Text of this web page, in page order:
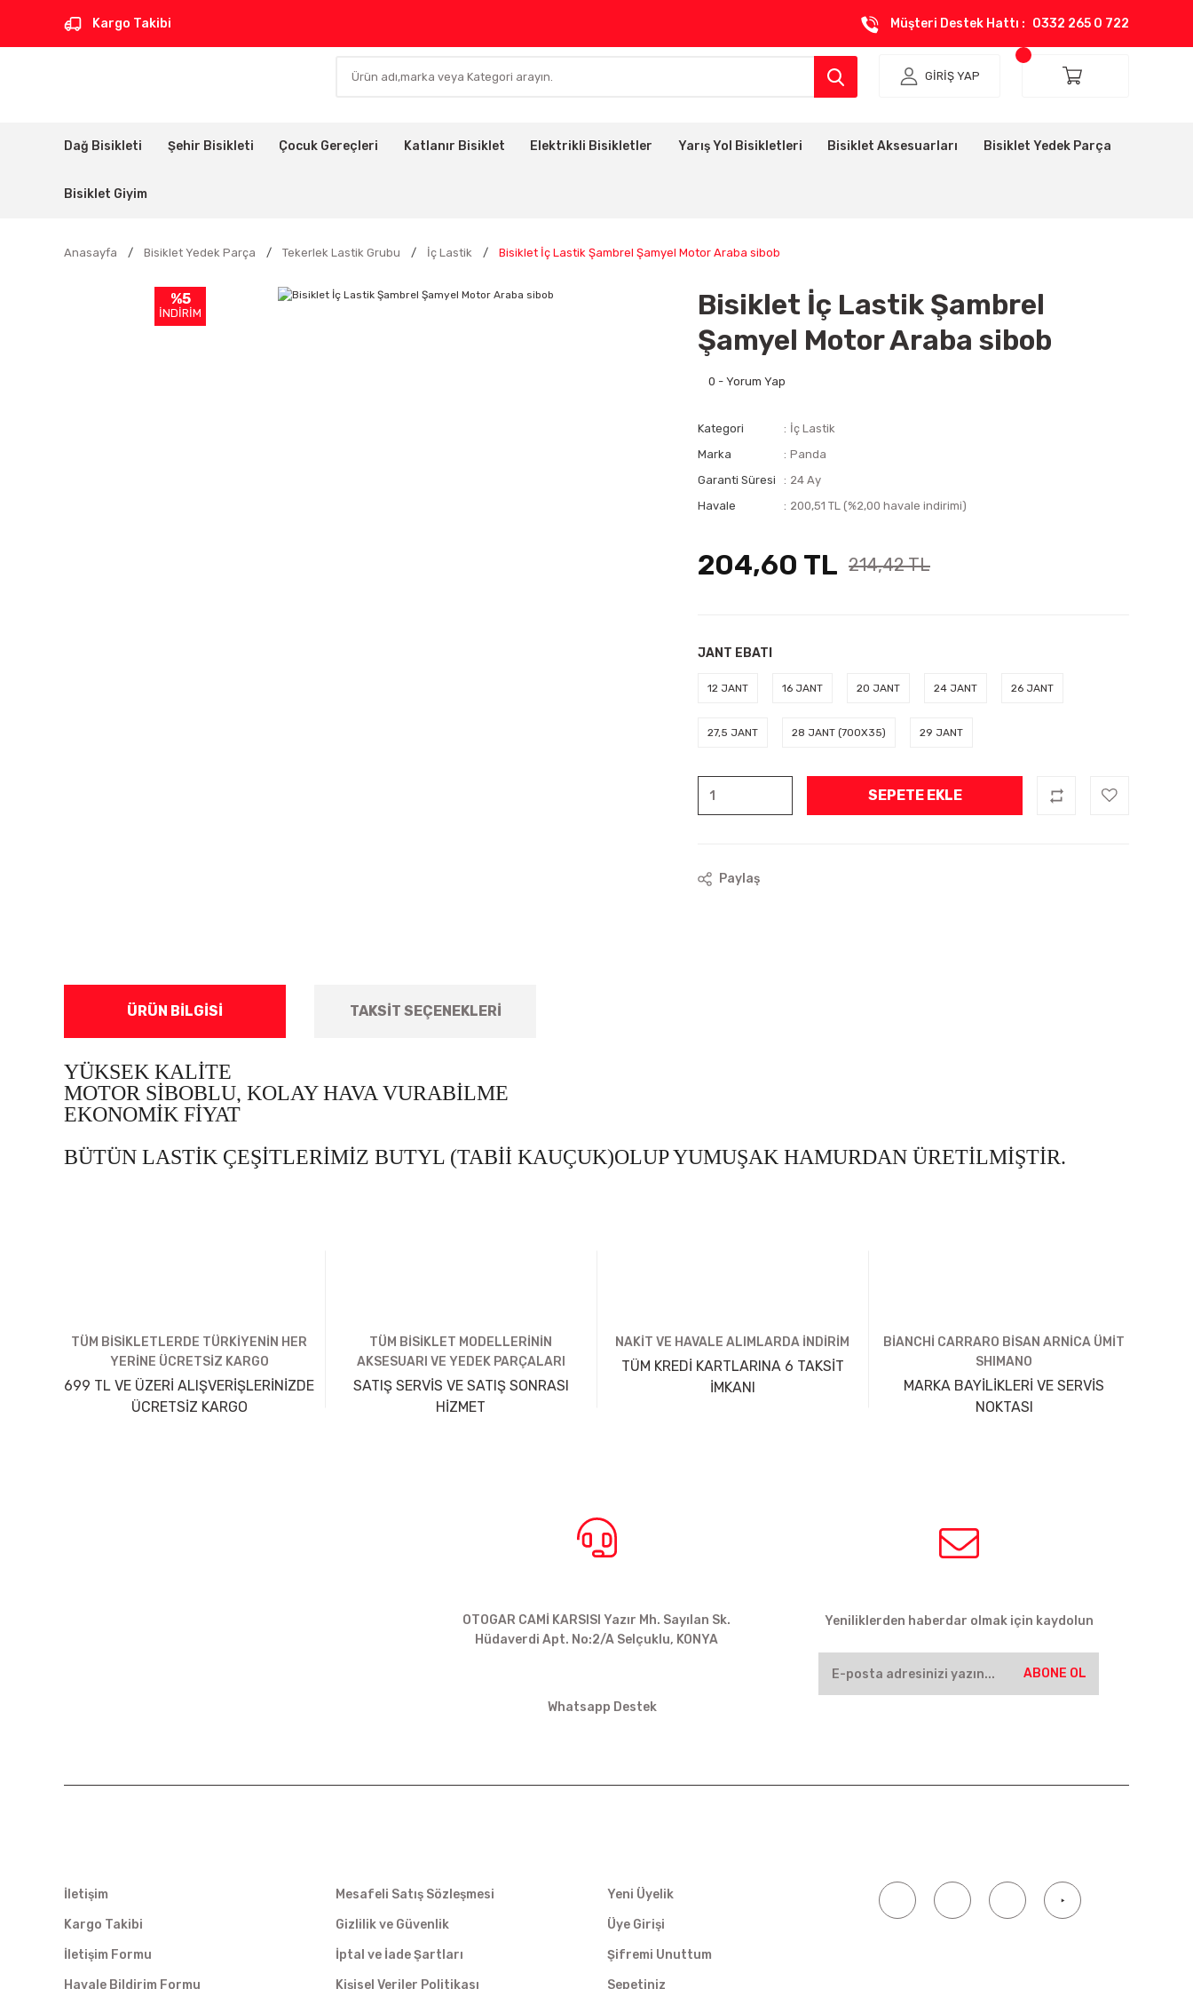
Kargo Takibi Müşteri Destek Hattı : 0332 265 0 722
GİRİŞ YAP
Dağ Bisikleti Şehir Bisikleti Çocuk Gereçleri Katlanır Bisiklet Elektrikli Bisikletler Yarış Yol Bisikletleri Bisiklet Aksesuarları Bisiklet Yedek Parça
Bisiklet Giyim
Anasayfa Bisiklet Yedek Parça Tekerlek Lastik Grubu İç Lastik Bisiklet İç Lastik Şambrel Şamyel Motor Araba sibob
%5
İNDİRİM
Bisiklet İç Lastik Şambrel
Şamyel Motor Araba sibob
0 - Yorum Yap
Kategori
İç Lastik
Marka
Panda
Garanti Süresi
24 Ay
Havale
200,51 TL (%2,00 havale indirimi)
204,60 TL 214,42 TL
JANT EBATI
12 JANT 16 JANT 20 JANT 24 JANT 26 JANT
27,5 JANT 28 JANT (700X35) 29 JANT
SEPETE EKLE
Paylaş
ÜRÜN BILGISI TAKSIT SEÇENEKLERI
YÜKSEK KALİTE
MOTOR SİBOBLU, KOLAY HAVA VURABİLME
EKONOMİK FİYAT
BÜTÜN LASTİK ÇEŞİTLERİMİZ BUTYL (TABİİ KAUÇUK)OLUP YUMUŞAK HAMURDAN ÜRETİLMİŞTİR.
TÜM BİSİKLETLERDE TÜRKİYENİN HER
YERİNE ÜCRETSİZ KARGO
699 TL VE ÜZERİ ALIŞVERİŞLERİNİZDE
ÜCRETSİZ KARGO
TÜM BİSİKLET MODELLERİNİN
AKSESUARI VE YEDEK PARÇALARI
SATIŞ SERVİS VE SATIŞ SONRASI
HİZMET
NAKİT VE HAVALE ALIMLARDA İNDİRİM
TÜM KREDİ KARTLARINA 6 TAKSİT
İMKANI
BİANCHİ CARRARO BİSAN ARNİCA ÜMİT
SHIMANO
MARKA BAYİLİKLERİ VE SERVİS
NOKTASI
OTOGAR CAMİ KARSISI Yazır Mh. Sayılan Sk.
Hüdaverdi Apt. No:2/A Selçuklu, KONYA
Whatsapp Destek
Yeniliklerden haberdar olmak için kaydolun
ABONE OL
İletişim
Kargo Takibi
İletişim Formu
Havale Bildirim Formu
Mesafeli Satış Sözleşmesi
Gizlilik ve Güvenlik
İptal ve İade Şartları
Kişisel Veriler Politikası
Yeni Üyelik
Üye Girişi
Şifremi Unuttum
Sepetiniz